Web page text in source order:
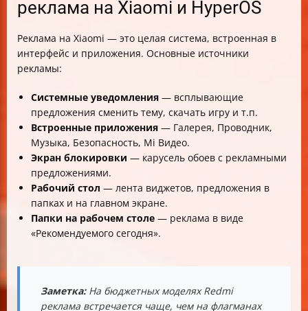
реклама на Xiaomi и HyperOS
Реклама на Xiaomi — это целая система, встроенная в
интерфейс и приложения. Основные источники
рекламы:
Системные уведомления — всплывающие
предложения сменить тему, скачать игру и т.п.
Встроенные приложения — Галерея, Проводник,
Музыка, Безопасность, Mi Видео.
Экран блокировки — карусель обоев с рекламными
предложениями.
Рабочий стол — лента виджетов, предложения в
папках и на главном экране.
Папки на рабочем столе — реклама в виде
«Рекомендуемого сегодня».
Заметка:На бюджетных моделях Redmi
реклама встречается чаще, чем на флагманах